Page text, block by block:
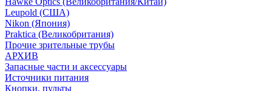
Leupold (США)
Nikon (Япония)
Praktica (Великобритания)
Прочие зрительные трубы
АРХИВ
Запасные части и аксессуары
Источники питания
Кнопки, пульты